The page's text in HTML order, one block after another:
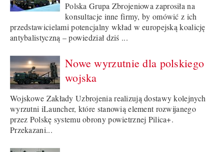
Polska Grupa Zbrojeniowa zaprosiła na
konsultacje inne firmy, by omówić z ich
przedstawicielami potencjalny wkład w europejską koalicję
antybalistyczną – powiedział dziś ...
Nowe wyrzutnie dla polskiego
wojska
Wojskowe Zakłady Uzbrojenia realizują dostawy kolejnych
wyrzutni iLauncher, które stanowią element rozwijanego
przez Polskę systemu obrony powietrznej Pilica+.
Przekazani...